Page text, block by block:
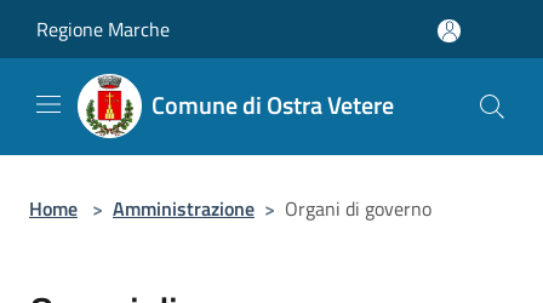
Regione Marche
Comune di Ostra Vetere
Home > Amministrazione > Organi di governo